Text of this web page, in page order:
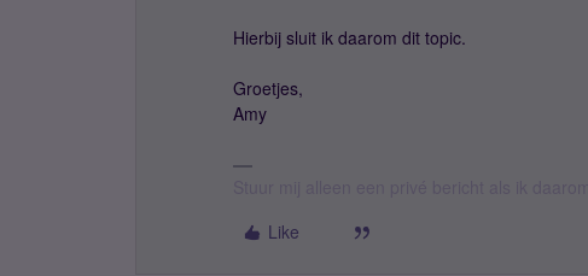
Hierbij sluit ik daarom dit topic.
Groetjes,
Amy
Like